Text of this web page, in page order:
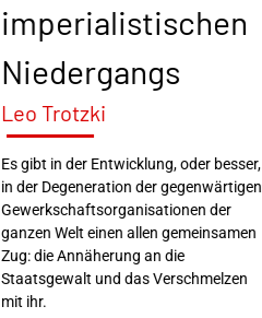
imperialistischen
Niedergangs
Leo Trotzki
Es gibt in der Entwicklung, oder besser,
in der Degeneration der gegenwärtigen
Gewerkschaftsorganisationen der
ganzen Welt einen allen gemeinsamen
Zug: die Annäherung an die
Staatsgewalt und das Verschmelzen
mit ihr.